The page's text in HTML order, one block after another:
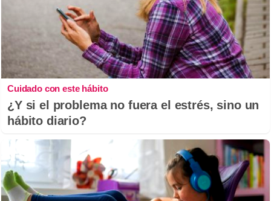
Cuidado con este hábito
¿Y si el problema no fuera el estrés, sino un
hábito diario?